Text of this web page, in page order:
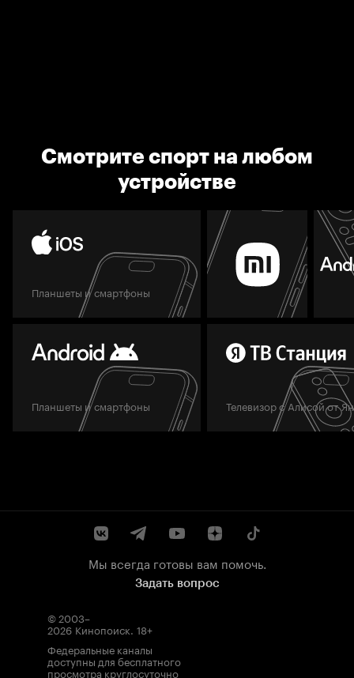
Смотрите спорт на любом
устройстве
Планшеты и смартфоны
Планшеты и смартфоны Телевизор с Алисой от
Мы всегда готовы вам помочь.
Задать вопрос
© 2003–
2026 Кинопоиск. 18+
Федеральные каналы
доступны для бесплатного
просмотра круглосуточно